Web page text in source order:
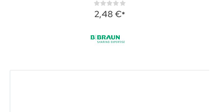
Rating:
0%
2,48 €